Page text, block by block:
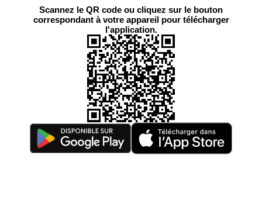
Scannez le QR code ou cliquez sur le bouton
correspondant à votre appareil pour télécharger
l'application.